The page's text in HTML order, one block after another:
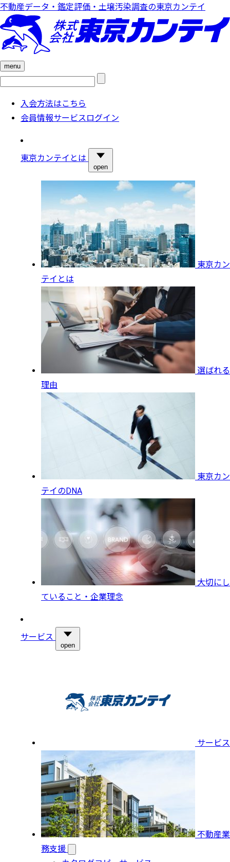
不動産データ・鑑定評価・土壌汚染調査の東京カンテイ
menu
検
入会方法はこちら
会員情報サービスログイン
東京カンテイとは
open
東京カン
テイとは
選ばれる
理由
東京カン
テイのDNA
大切にし
ていること・企業理念
サービス
open
サービス
不動産業
務支援